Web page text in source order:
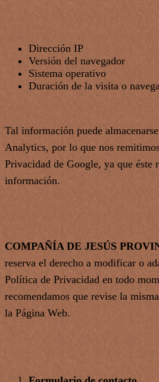
Dirección IP
Versión del navegador
Sistema operativo
Duración de la visita o
Tal información puede
Analytics, por lo que nos
Privacidad de Google, ya que éste
información.
COMPAÑÍA DE JESÚS
reserva el derecho a modificar o
Política de Privacidad en todo
recomendamos que revise la
la Página Web.